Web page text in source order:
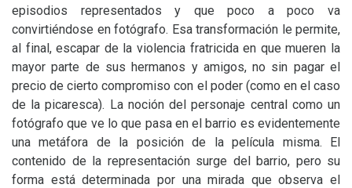
episodios representados y que poco a poco va
convirtiéndose en fotógrafo. Esa transformación le permite,
al final, escapar de la violencia fratricida en que mueren la
mayor parte de sus hermanos y amigos, no sin pagar el
precio de cierto compromiso con el poder (como en el caso
de la picaresca). La noción del personaje central como un
fotógrafo que ve lo que pasa en el barrio es evidentemente
una metáfora de la posición de la película misma. El
contenido de la representación surge del barrio, pero su
forma está determinada por una mirada que observa el